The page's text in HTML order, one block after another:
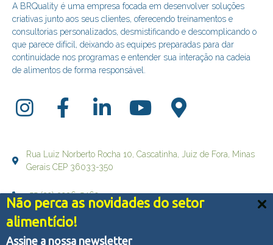
Não perca as novidades do setor
alimentício!
Assine a nossa newsletter
A BRQuality é uma empresa focada em desenvolver soluções
criativas junto aos seus clientes, oferecendo treinamentos e
consultorias personalizados, desmistificando e descomplicando o
que parece difícil, deixando as equipes preparadas para dar
continuidade nos programas e entender sua interação na cadeia
de alimentos de forma responsável.
Rua Luiz Norberto Rocha 10, Cascatinha, Juiz de Fora, Minas
Gerais CEP 36033-350
+55 (32) 3236-5469
falecom@brqualityconsultoria.com.br
Nós usamos cookies e outras tecnologias semelhantes
para melhorar a sua experiência em nossos serviços,
personalizar publicidade e recomendar conteúdo de seu